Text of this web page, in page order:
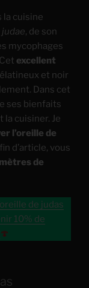
la cuisine
, de son
mycophages
excellent
et noir
Dans cet
ses bienfaits
la cuisiner. Je
l’oreille de
d’article, vous
de
de judas
10% de
🍄